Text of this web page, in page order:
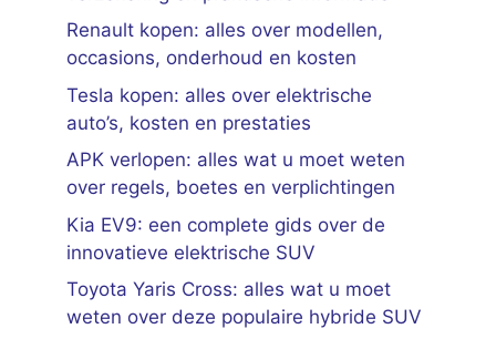
Renault kopen: alles over modellen,
occasions, onderhoud en kosten
Tesla kopen: alles over elektrische
auto’s, kosten en prestaties
APK verlopen: alles wat u moet weten
over regels, boetes en verplichtingen
Kia EV9: een complete gids over de
innovatieve elektrische SUV
Toyota Yaris Cross: alles wat u moet
weten over deze populaire hybride SUV